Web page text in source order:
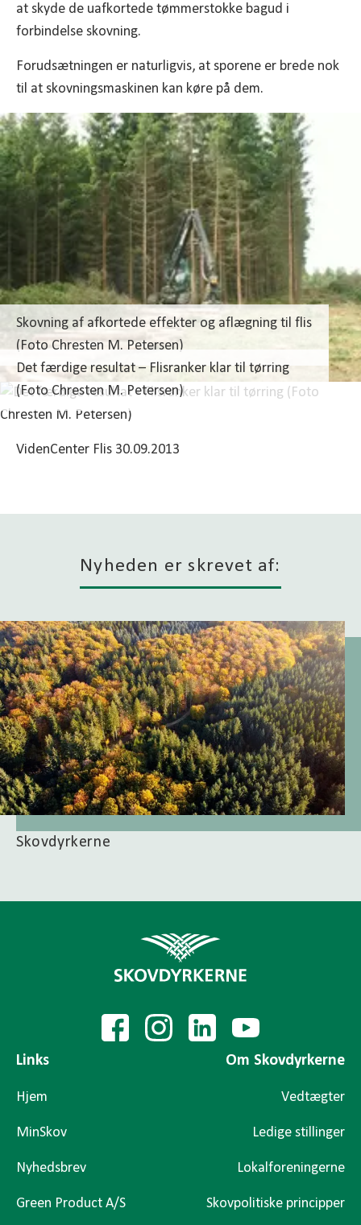
at skyde de uafkortede tømmerstokke bagud i
forbindelse skovning.
Forudsætningen er naturligvis, at sporene er brede nok
til at skovningsmaskinen kan køre på dem.
Skovning af afkortede effekter og aflægning til flis
(Foto Chresten M. Petersen)
Det færdige resultat – Flisranker klar til tørring
(Foto Chresten M. Petersen)
VidenCenter Flis 30.09.2013
Nyheden er skrevet af:
Skovdyrkerne
Links
Hjem
MinSkov
Nyhedsbrev
Green Product A/S
Om Skovdyrkerne
Vedtægter
Ledige stillinger
Lokalforeningerne
Skovpolitiske principper